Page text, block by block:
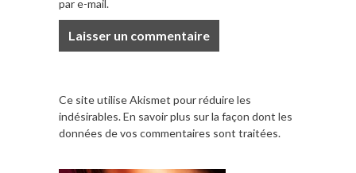
par e-mail.
Ce site utilise Akismet pour réduire les
indésirables.En savoir plus sur la façon dont les
données de vos commentaires sont traitées.